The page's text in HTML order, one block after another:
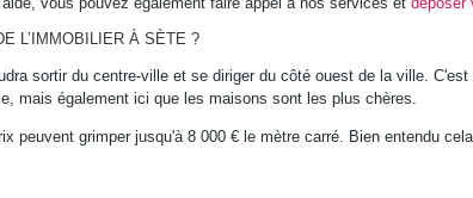
L’IMMOBILIER À SÈTE ?
sortir du centre-ville et se diriger du côté ouest de la ville.
mais également ici que les maisons sont les plus chères.
peuvent grimper jusqu'à 8 000 € le mètre carré. Bien entendu